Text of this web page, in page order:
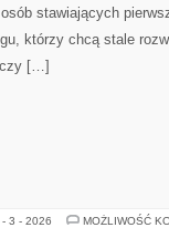
stawiających
którzy chcą stale
[…]
3 - 2026
MOŻLIWOŚĆ